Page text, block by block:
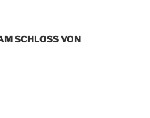
SCHLOSS VON